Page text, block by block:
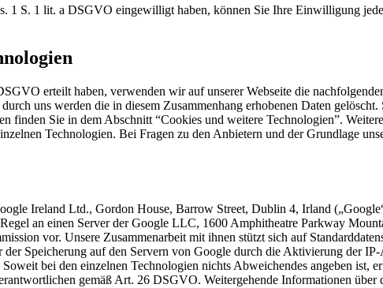
1 S. 1 lit. a DSGVO eingewilligt haben, können Sie Ihre Einwilligung
erteilt haben, verwenden wir auf unserer Webseite die
uns werden die in diesem Zusammenhang erhobenen Daten
finden Sie in dem Abschnitt “Cookies und weitere Technologien”.
Technologien. Bei Fragen zu den Anbietern und der Grundlage
Ireland Ltd., Gordon House, Barrow Street, Dublin 4, Irland
an einen Server der Google LLC, 1600 Amphitheatre Parkway
vor. Unsere Zusammenarbeit mit ihnen stützt sich auf
Speicherung auf den Servern von Google durch die Aktivierung der
bei den einzelnen Technologien nichts Abweichendes angeben
gemäß Art. 26 DSGVO. Weitergehende Informationen